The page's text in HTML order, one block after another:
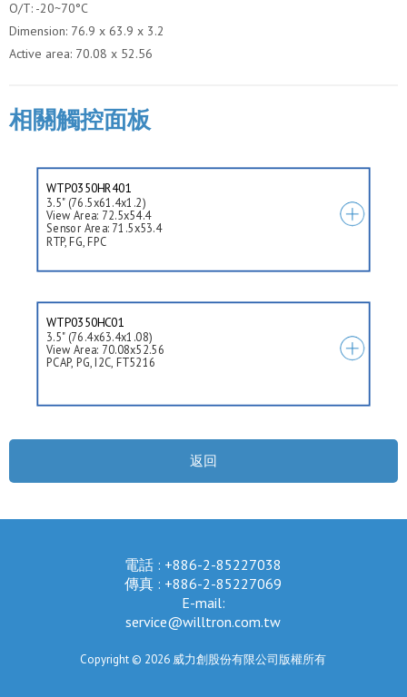
O/T: -20~70°C
Dimension: 76.9 x 63.9 x 3.2
Active area: 70.08 x 52.56
相關觸控面板
WTP0350HR401
3.5" (76.5x61.4x1.2)
View Area: 72.5x54.4
Sensor Area: 71.5x53.4
RTP, FG, FPC
WTP0350HC01
3.5" (76.4x63.4x1.08)
View Area: 70.08x52.56
PCAP, PG, I2C, FT5216
返回
電話 : +886-2-85227038
傳真 : +886-2-85227069
E-mail:
service@willtron.com.tw
Copyright © 2026 威力創股份有限公司版權所有